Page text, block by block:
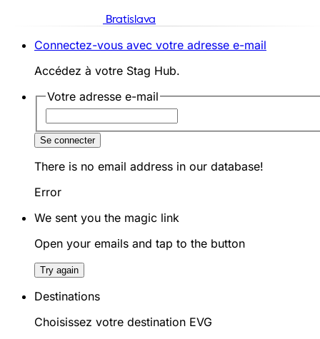
Bratislava
Connectez-vous avec votre adresse e-mail
Accédez à votre Stag Hub.
Votre adresse e-mail
Se connecter
There is no email address in our database!
Error
We sent you the magic link
Open your emails and tap to the button
Try again
Destinations
Choisissez votre destination EVG